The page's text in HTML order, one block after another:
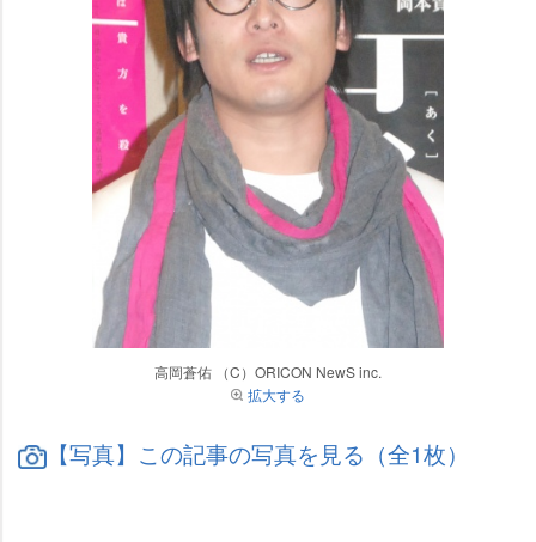
高岡蒼佑 （C）ORICON NewS inc.
拡大する
【写真】この記事の写真を見る（全1枚）